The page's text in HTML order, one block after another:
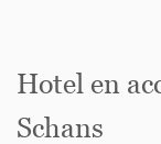
Hotel en
Schans